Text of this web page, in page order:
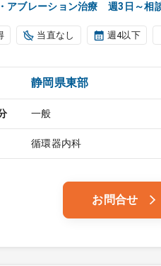
アブレーション治療 週3日～相
当直なし 週4以下
静岡県東部
一般
循環器内科
お問合せ